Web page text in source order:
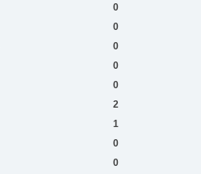
0
0
0
0
0
2
1
0
0